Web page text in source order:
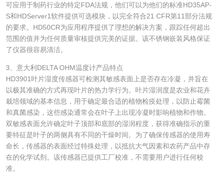
可应用于制药行业的特定FDA法规，他们可以为他们的标准HD35AP-
S和HDServer1软件提供可选模块，以完全符合21 CFR第11部分法规
的要求。HD50CR为应用程序提供了理想的解决方案，跟踪任何超出
范围的值并为任何质量审核提供完美的证据。该不锈钢嵌装风格保证
了仪器很容易清洁。
3、意大利DELTA OHM温度计产品特点
HD3901叶片湿度传感器可检测其敏感表面上是否存在冷凝，并旨在
以极其准确的方式再现叶片的热力学行为。叶片湿润度是农业和花卉
栽培领域的基本信息，用于确定最合适的植物检疫处理，以防止霉菌
和真菌感染，这些感染通常会在叶子上出现冷凝时影响植物和作物。
双敏感表面允许确定叶子顶部和底部的湿润程度，获得准确指示的重
要特征是叶子的两侧具有不同的干燥时间。为了确保传感器的使用寿
命长，传感器的表面经过特殊处理，以抵抗大气因素和农药产品中存
在的化学试剂。该传感器已提供工厂校准，不需要用户进行任何校
准。